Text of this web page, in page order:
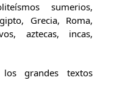
sumerios,
Grecia, Roma,
aztecas, incas,
grandes textos